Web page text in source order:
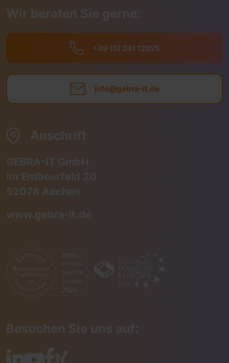
Wir beraten Sie gerne:
+49 (0) 241 12025
info@gebra-it.de
Anschrift
GEBRA-IT GmbH
Im Erdbeerfeld 20
52078 Aachen
www.gebra-it.de
Besuchen Sie uns auf: